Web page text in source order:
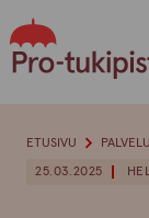
to
content
25.03.2025
ETUSIVU